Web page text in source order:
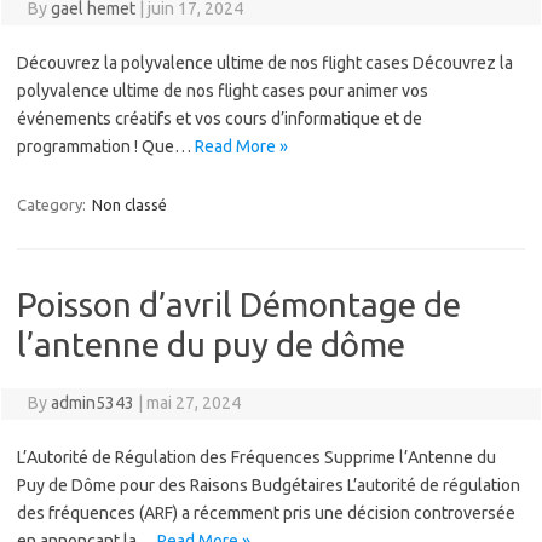
Bygael hemet juin 17, 2024
Découvrez la polyvalence ultime de nos flight cases Découvrez la
polyvalence ultime de nos flight cases pour animer vos
événements créatifs et vos cours d’informatique et de
programmation ! Que… Read More »
Category: Non classé
Poisson d’avril Démontage de
l’antenne du puy de dôme
Byadmin5343 mai 27, 2024
L’Autorité de Régulation des Fréquences Supprime l’Antenne du
Puy de Dôme pour des Raisons Budgétaires L’autorité de régulation
des fréquences (ARF) a récemment pris une décision controversée